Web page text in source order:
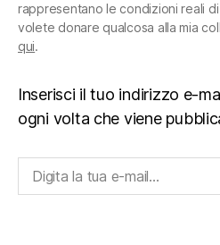
rappresentano le condizioni reali
volete donare qualcosa alla mia
qui.
Inserisci il tuo indirizzo e-
ogni volta che viene
Digita la tua e-mail...